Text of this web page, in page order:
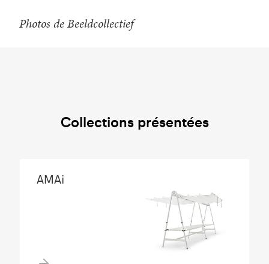
Photos de Beeldcollectief
Collections présentées
AMAi